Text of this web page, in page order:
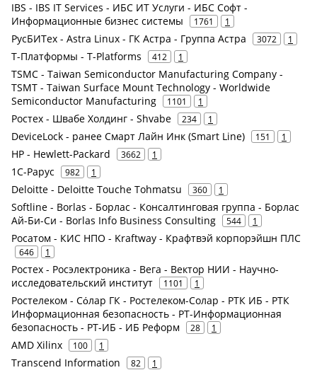
IBS - IBS IT Services - ИБС ИТ Услуги - ИБС Софт -
Информационные бизнес системы
1761 1
РусБИТех - Astra Linux - ГК Астра - Группа Астра 3072 1
Т-Платформы - T-Platforms 412 1
TSMC - Taiwan Semiconductor Manufacturing Company -
TSMT - Taiwan Surface Mount Technology - Worldwide
Semiconductor Manufacturing
1101 1
Ростех - Швабе Холдинг - Shvabe 234 1
DeviceLock - ранее Смарт Лайн Инк (Smart Line) 151 1
HP - Hewlett-Packard 3662 1
1С-Рарус 982 1
Deloitte - Deloitte Touche Tohmatsu 360 1
Softline - Borlas - Борлас - Консалтинговая группа - Борлас
Ай-Би-Си - Borlas Info Business Consulting
544 1
Росатом - КИС НПО - Kraftway - Крафтвэй корпорэйшн ПЛС
646 1
Ростех - Росэлектроника - Вега - Вектор НИИ - Научно-
исследовательский институт
1101 1
Ростелеком - Сόлар ГК - Ростелеком-Солар - РТК ИБ - РТК
Информационная безопасность - РТ-Информационная
безопасность - РТ-ИБ - ИБ Реформ
28 1
AMD Xilinx 100 1
Transcend Information 82 1